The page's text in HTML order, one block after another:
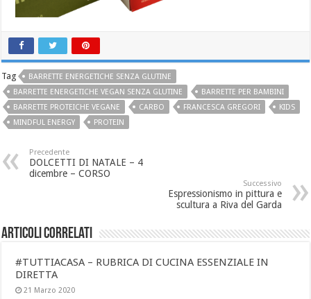
Tag
BARRETTE ENERGETICHE SENZA GLUTINE
BARRETTE ENERGETICHE VEGAN SENZA GLUTINE
BARRETTE PER BAMBINI
BARRETTE PROTEICHE VEGANE
CARBO FRANCESCA GREGORI
KIDS
MINDFUL ENERGY
PROTEIN
Precedente
DOLCETTI DI NATALE – 4
dicembre – CORSO
Successivo
Espressionismo in pittura e
scultura a Riva del Garda
Articoli correlati
#TUTTIACASA – RUBRICA DI CUCINA ESSENZIALE IN
DIRETTA
21 Marzo 2020